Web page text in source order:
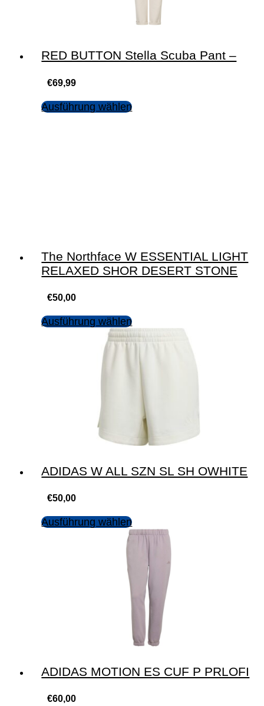
RED BUTTON Stella Scuba Pant –
€69,99
Ausführung wählen
The Northface W ESSENTIAL LIGHT
RELAXED SHOR DESERT STONE
€50,00
Ausführung wählen
ADIDAS W ALL SZN SL SH OWHITE
€50,00
Ausführung wählen
ADIDAS MOTION ES CUF P PRLOFI
€60,00